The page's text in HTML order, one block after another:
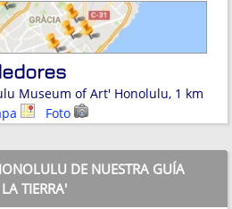
Museum of Art' Honolulu, 1 km
Foto
DE NUESTRA GUÍA
TIERRA'